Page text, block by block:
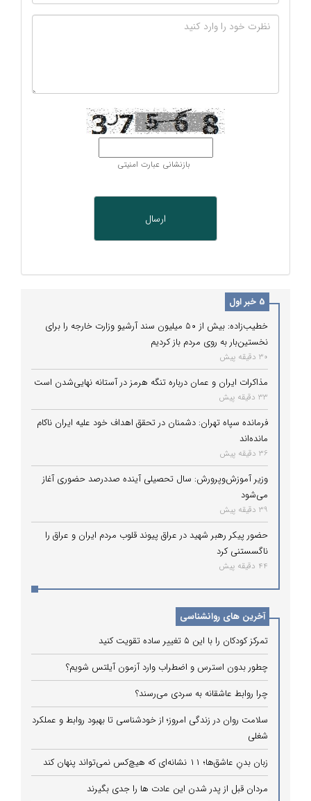
بازنشانی عبارت امنیتی
5 خبر اول
خطیب‌زاده: بیش از ۵۰ میلیون سند آرشیو وزارت خارجه را برای
نخستین‌بار به روی مردم باز کردیم
30 دقیقه پیش
مذاکرات ایران و عمان درباره تنگه هرمز در آستانه نهایی‌شدن است
33 دقیقه پیش
فرمانده سپاه تهران: دشمنان در تحقق اهداف خود علیه ایران ناکام
مانده‌اند
36 دقیقه پیش
وزیر آموزش‌وپرورش: سال تحصیلی آینده صددرصد حضوری آغاز
می‌شود
39 دقیقه پیش
حضور پیکر رهبر شهید در عراق پیوند قلوب مردم ایران و عراق را
ناگسستنی کرد
44 دقیقه پیش
آخرین های روانشناسی
تمرکز کودکان را با این ۵ تغییر ساده تقویت کنید
چطور بدون استرس و اضطراب وارد آزمون آیلتس شویم؟
چرا روابط عاشقانه به سردی می‌رسند؟
سلامت روان در زندگی امروز؛ از خودشناسی تا بهبود روابط و عملکرد
شغلی
زبان بدنِ عاشق‌ها؛ ۱۱ نشانه‌ای که هیچ‌کس نمی‌تواند پنهان کند
مردان قبل از پدر شدن این عادت ها را جدی بگیرند